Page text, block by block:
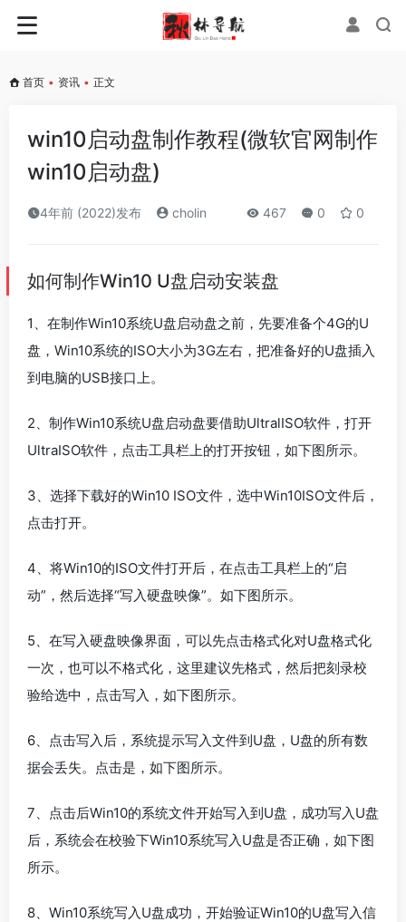
首页 • 资讯 • 正文
win10启动盘制作教程(微软官网制作
win10启动盘)
4年前 (2022)发布 cholin 467 0 0
如何制作Win10 U盘启动安装盘
1、在制作Win10系统U盘启动盘之前，先要准备个4G的U
盘，Win10系统的ISO大小为3G左右，把准备好的U盘插入
到电脑的USB接口上。
2、制作Win10系统U盘启动盘要借助UltralISO软件，打开
UltraISO软件，点击工具栏上的打开按钮，如下图所示。
3、选择下载好的Win10 ISO文件，选中Win10ISO文件后，
点击打开。
4、将Win10的ISO文件打开后，在点击工具栏上的“启
动”，然后选择“写入硬盘映像”。如下图所示。
5、在写入硬盘映像界面，可以先点击格式化对U盘格式化
一次，也可以不格式化，这里建议先格式，然后把刻录校
验给选中，点击写入，如下图所示。
6、点击写入后，系统提示写入文件到U盘，U盘的所有数
据会丢失。点击是，如下图所示。
7、点击后Win10的系统文件开始写入到U盘，成功写入U盘
后，系统会在校验下Win10系统写入U盘是否正确，如下图
所示。
8、Win10系统写入U盘成功，开始验证Win10的U盘写入信